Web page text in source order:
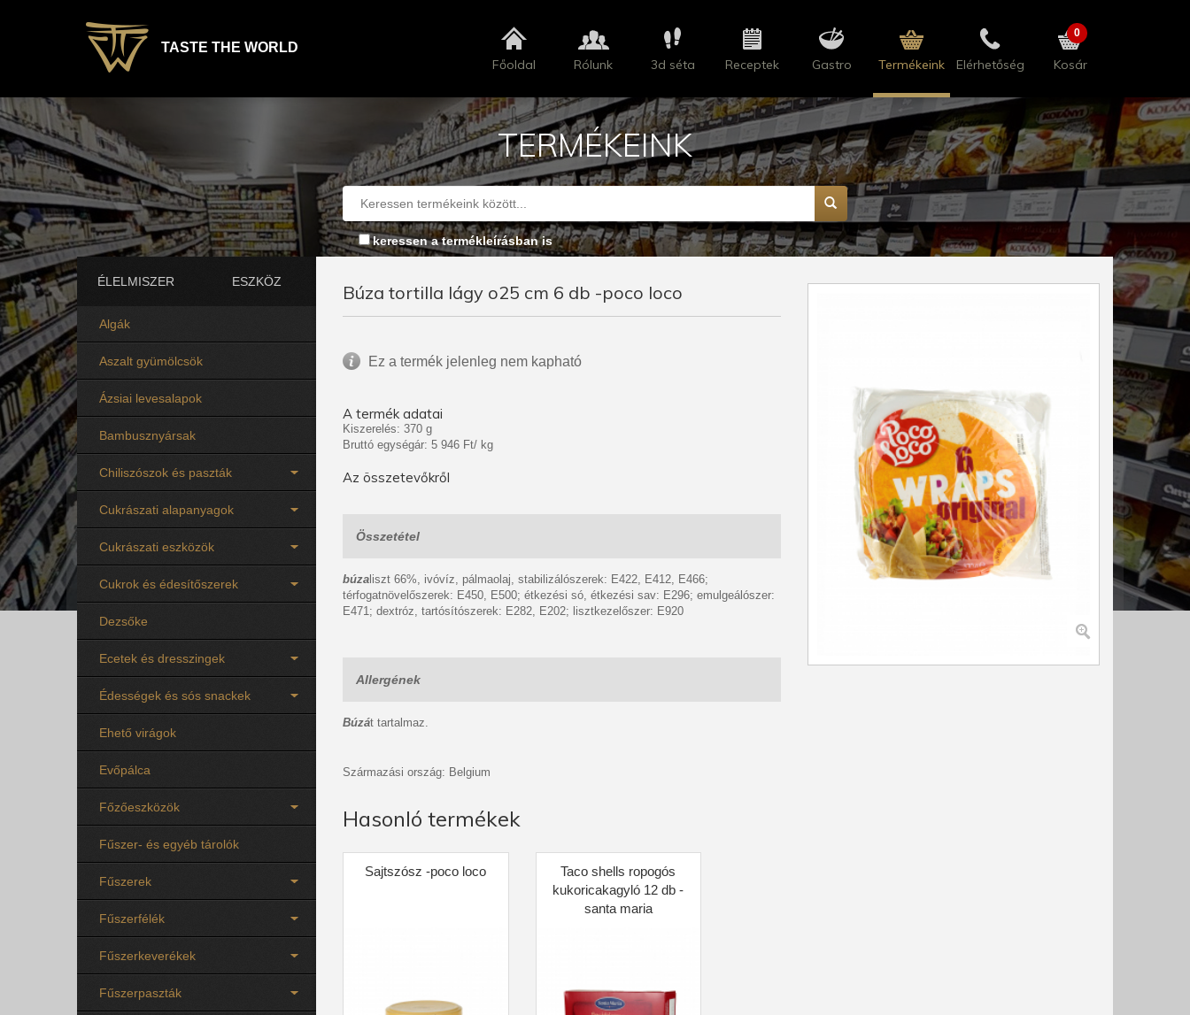
TASTE THE WORLD
Főoldal Rólunk 3d séta Receptek Gastro Termékeink Elérhetőség Kosár
0
TERMÉKEINK
keressen a termékleírásban is
ÉLELMISZER ESZKÖZ
Algák
Aszalt gyümölcsök
Ázsiai levesalapok
Bambusznyársak
Chiliszószok és paszták
Cukrászati alapanyagok
Cukrászati eszközök
Cukrok és édesítőszerek
Dezsőke
Ecetek és dresszingek
Édességek és sós snackek
Ehető virágok
Evőpálca
Főzőeszközök
Fűszer- és egyéb tárolók
Fűszerek
Fűszerfélék
Fűszerkeverékek
Fűszerpaszták
Búza tortilla lágy o25 cm 6 db -poco loco
Ez a termék jelenleg nem kapható
A termék adatai
Kiszerelés: 370 g
Bruttó egységár: 5 946 Ft/ kg
Az összetevőkről
Összetétel
búza liszt 66%, ivóvíz, pálmaolaj, stabilizálószerek: E422, E412, E466;
térfogatnövelőszerek: E450, E500; étkezési só, étkezési sav: E296; emulgeálószer:
E471; dextróz, tartósítószerek: E282, E202; lisztkezelőszer: E920
Allergének
Búzát tartalmaz.
Származási ország: Belgium
Hasonló termékek
Sajtszósz -poco loco
Taco shells ropogós
kukoricakagyló 12 db -
santa maria